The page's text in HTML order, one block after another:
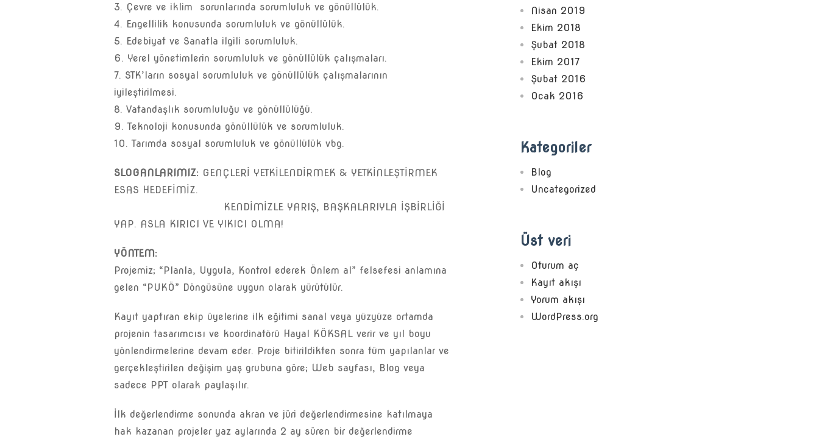
3. Çevre ve iklim sorunlarında sorumluluk ve gönüllülük.
4. Engellilik konusunda sorumluluk ve gönüllülük.
5. Edebiyat ve Sanatla ilgili sorumluluk.
6. Yerel yönetimlerin sorumluluk ve gönüllülük çalışmaları.
7. STK’ların sosyal sorumluluk ve gönüllülük çalışmalarının
iyileştirilmesi.
8. Vatandaşlık sorumluluğu ve gönüllülüğü.
9. Teknoloji konusunda gönüllülük ve sorumluluk.
10. Tarımda sosyal sorumluluk ve gönüllülük vbg.
SLOGANLARIMIZ: GENÇLERİ YETKİLENDİRMEK & YETKİNLEŞTİRMEK
ESAS HEDEFİMİZ.
KENDİMİZLE YARIŞ, BAŞKALARIYLA İŞBİRLİĞİ
YAP. ASLA KIRICI VE YIKICI OLMA!
YÖNTEM:
Projemiz; “Planla, Uygula, Kontrol ederek Önlem al” felsefesi anlamına
gelen “PUKÖ” Döngüsüne uygun olarak yürütülür.
Kayıt yaptıran ekip üyelerine ilk eğitimi sanal veya yüzyüze ortamda
projenin tasarımcısı ve koordinatörü Hayal KÖKSAL verir ve yıl boyu
yönlendirmelerine devam eder. Proje bitirildikten sonra tüm yapılanlar ve
gerçekleştirilen değişim yaş grubuna göre; Web sayfası, Blog veya
sadece PPT olarak paylaşılır.
İlk değerlendirme sonunda akran ve jüri değerlendirmesine katılmaya
hak kazanan projeler yaz aylarında 2 ay süren bir değerlendirme
Nisan 2019
Ekim 2018
Şubat 2018
Ekim 2017
Şubat 2016
Ocak 2016
Kategoriler
Blog
Uncategorized
Üst veri
Oturum aç
Kayıt akışı
Yorum akışı
WordPress.org